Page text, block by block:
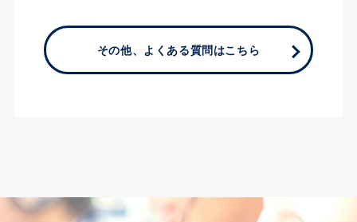
その他、よくある質問はこちら